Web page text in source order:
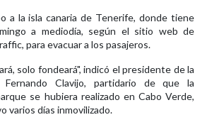
a la isla canaria de Tenerife, donde tiene
a mediodía, según el sitio web de
para evacuar a los pasajeros.
solo fondeará", indicó el presidente de la
Fernando Clavijo, partidario de que la
se hubiera realizado en Cabo Verde,
varios días inmovilizado.